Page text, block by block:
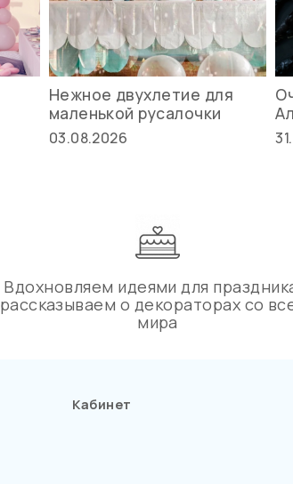
Нежное двухлетие для
маленькой русалочки
03.08.2026
Вдохновляем идеями для
рассказываем о декораторах со
мира
Кабинет